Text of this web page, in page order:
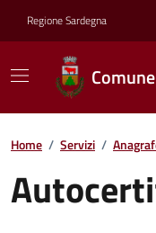
Regione Sardegna
Home / Servizi /